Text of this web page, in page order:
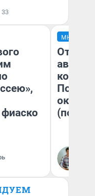
33
МНЕНИЕ
От
(почти